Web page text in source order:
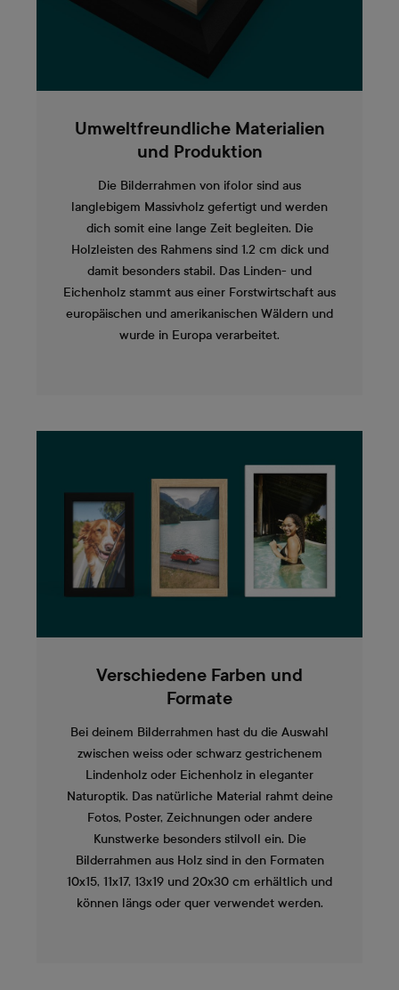
Umweltfreundliche Materialien
und Produktion
Die Bilderrahmen von ifolor sind aus
langlebigem Massivholz gefertigt und werden
dich somit eine lange Zeit begleiten. Die
Holzleisten des Rahmens sind 1.2 cm dick und
damit besonders stabil. Das Linden- und
Eichenholz stammt aus einer Forstwirtschaft aus
europäischen und amerikanischen Wäldern und
wurde in Europa verarbeitet.
Verschiedene Farben und
Formate
Bei deinem Bilderrahmen hast du die Auswahl
zwischen weiss oder schwarz gestrichenem
Lindenholz oder Eichenholz in eleganter
Naturoptik. Das natürliche Material rahmt deine
Fotos, Poster, Zeichnungen oder andere
Kunstwerke besonders stilvoll ein. Die
Bilderrahmen aus Holz sind in den Formaten
10x15, 11x17, 13x19 und 20x30 cm erhältlich und
können längs oder quer verwendet werden.